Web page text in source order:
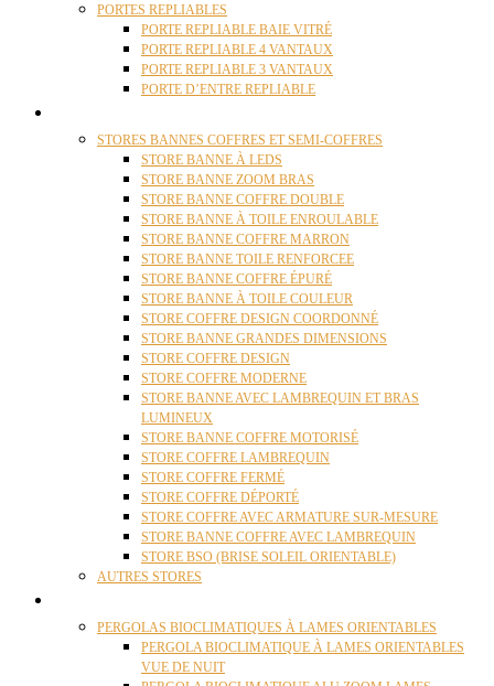
PORTES REPLIABLES
PORTE REPLIABLE BAIE VITRÉ
PORTE REPLIABLE 4 VANTAUX
PORTE REPLIABLE 3 VANTAUX
PORTE D’ENTRE REPLIABLE
STORES BANNES COFFRES ET SEMI-COFFRES
STORE BANNE À LEDS
STORE BANNE ZOOM BRAS
STORE BANNE COFFRE DOUBLE
STORE BANNE À TOILE ENROULABLE
STORE BANNE COFFRE MARRON
STORE BANNE TOILE RENFORCEE
STORE BANNE COFFRE ÉPURÉ
STORE BANNE À TOILE COULEUR
STORE COFFRE DESIGN COORDONNÉ
STORE BANNE GRANDES DIMENSIONS
STORE COFFRE DESIGN
STORE COFFRE MODERNE
STORE BANNE AVEC LAMBREQUIN ET BRAS
LUMINEUX
STORE BANNE COFFRE MOTORISÉ
STORE COFFRE LAMBREQUIN
STORE COFFRE FERMÉ
STORE COFFRE DÉPORTÉ
STORE COFFRE AVEC ARMATURE SUR-MESURE
STORE BANNE COFFRE AVEC LAMBREQUIN
STORE BSO (BRISE SOLEIL ORIENTABLE)
AUTRES STORES
PERGOLAS BIOCLIMATIQUES À LAMES ORIENTABLES
PERGOLA BIOCLIMATIQUE À LAMES ORIENTABLES
VUE DE NUIT